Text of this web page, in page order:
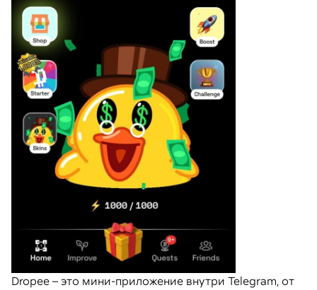
Dropee – это мини-приложение внутри Telegram, от